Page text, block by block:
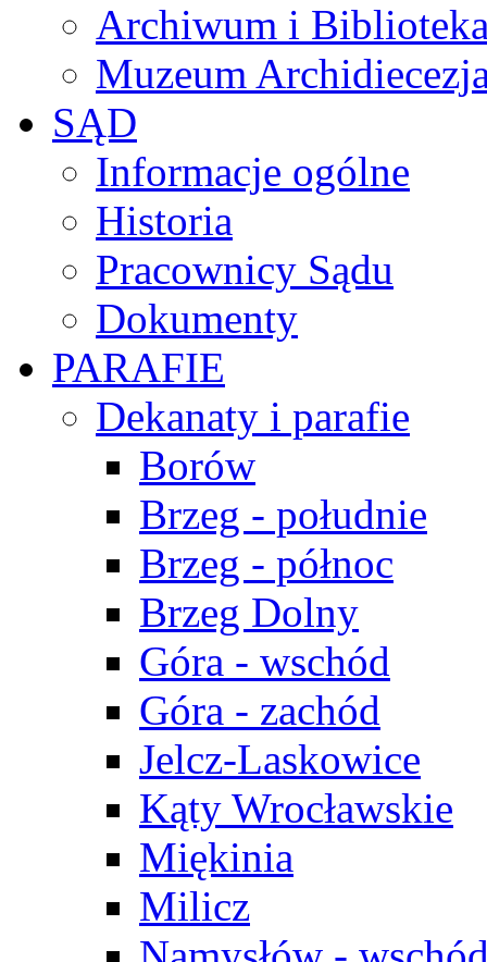
Archiwum i
Muzeum
SĄD
Informacje ogólne
Historia
Pracownicy Sądu
Dokumenty
PARAFIE
Dekanaty i parafie
Borów
Brzeg - południe
Brzeg - północ
Brzeg Dolny
Góra - wschód
Góra - zachód
Jelcz-Laskowice
Kąty Wrocławskie
Miękinia
Milicz